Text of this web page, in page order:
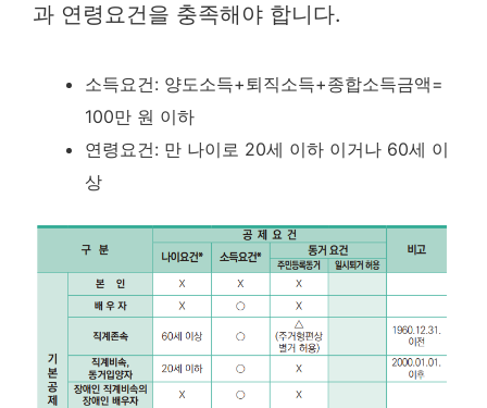
과 연령요건을 충족해야 합니다.
소득요건: 양도소득+퇴직소득+종합소득금액=
100만 원 이하
연령요건: 만 나이로 20세 이하 이거나 60세 이
상